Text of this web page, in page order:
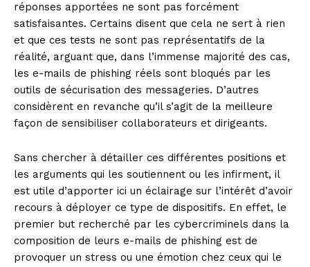
réponses apportées ne sont pas forcément
satisfaisantes. Certains disent que cela ne sert à rien
et que ces tests ne sont pas représentatifs de la
réalité, arguant que, dans l’immense majorité des cas,
les e-mails de phishing réels sont bloqués par les
outils de sécurisation des messageries. D’autres
considèrent en revanche qu’il s’agit de la meilleure
façon de sensibiliser collaborateurs et dirigeants.
Sans chercher à détailler ces différentes positions et
les arguments qui les soutiennent ou les infirment, il
est utile d’apporter ici un éclairage sur l’intérêt d’avoir
recours à déployer ce type de dispositifs. En effet, le
premier but recherché par les cybercriminels dans la
composition de leurs e-mails de phishing est de
provoquer un stress ou une émotion chez ceux qui le